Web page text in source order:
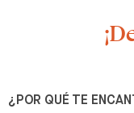
¿POR QUÉ TE